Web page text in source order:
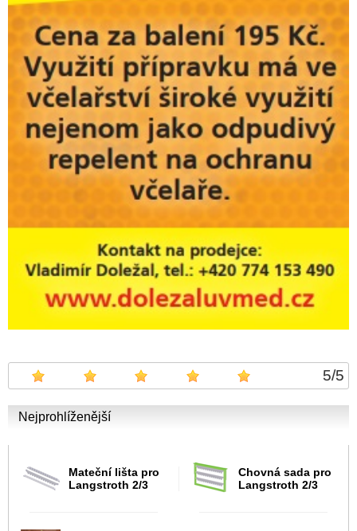
5/5
Nejprohlíženější
Mateční lišta pro
Langstroth 2/3
Chovná sada pro
Langstroth 2/3